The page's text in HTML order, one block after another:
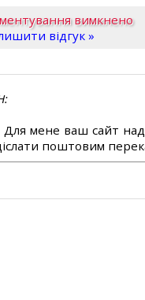
вимкнено
відгук »
Для мене ваш сайт
поштовим